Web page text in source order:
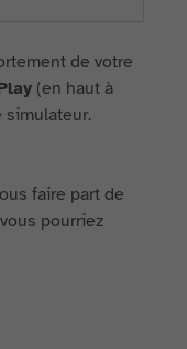
de votre
(en haut à
simulateur.
faire part de
pourriez